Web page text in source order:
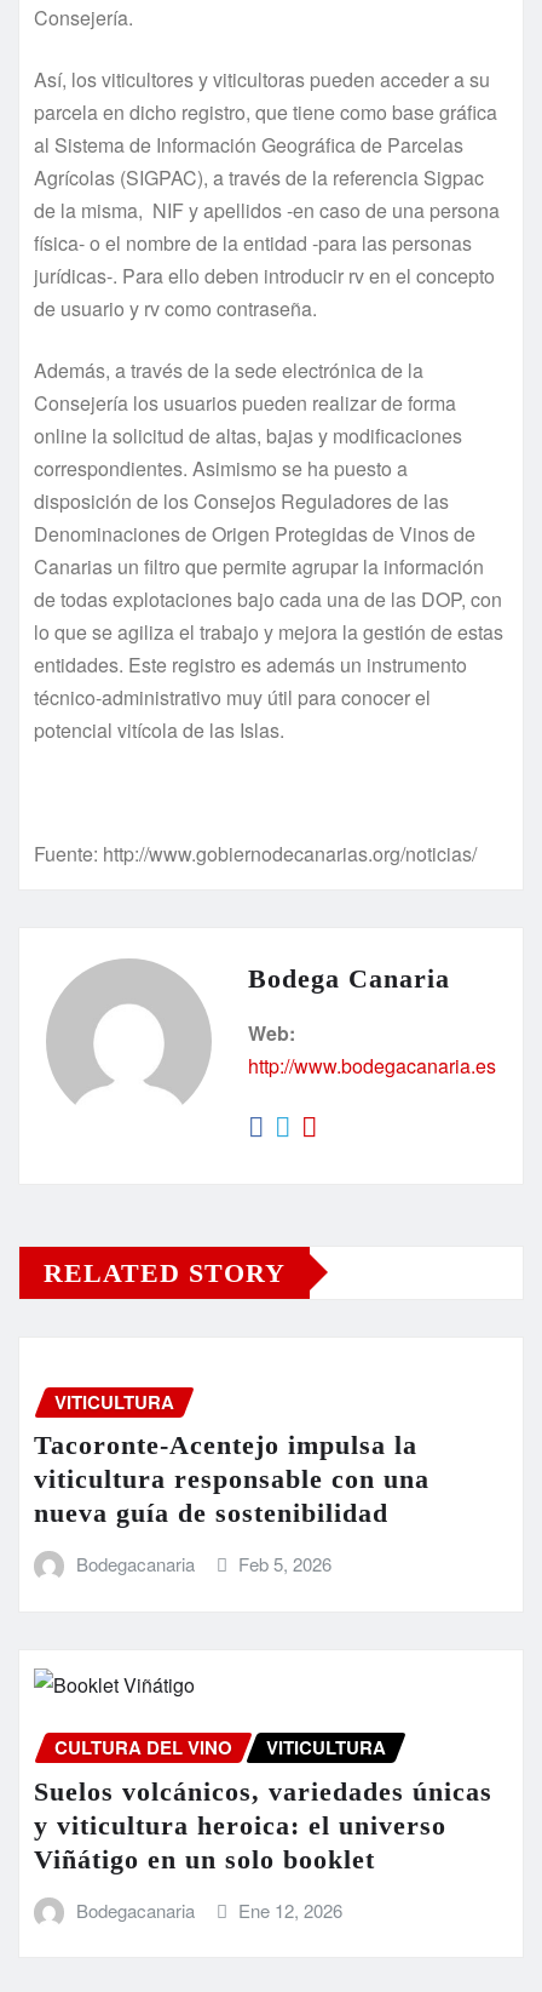
Consejería.
Así, los viticultores y viticultoras pueden acceder a su
parcela en dicho registro, que tiene como base gráfica
al Sistema de Información Geográfica de Parcelas
Agrícolas (SIGPAC), a través de la referencia Sigpac
de la misma, NIF y apellidos -en caso de una persona
física- o el nombre de la entidad -para las personas
jurídicas-. Para ello deben introducir rv en el concepto
de usuario y rv como contraseña.
Además, a través de la sede electrónica de la
Consejería los usuarios pueden realizar de forma
online la solicitud de altas, bajas y modificaciones
correspondientes. Asimismo se ha puesto a
disposición de los Consejos Reguladores de las
Denominaciones de Origen Protegidas de Vinos de
Canarias un filtro que permite agrupar la información
de todas explotaciones bajo cada una de las DOP, con
lo que se agiliza el trabajo y mejora la gestión de estas
entidades. Este registro es además un instrumento
técnico-administrativo muy útil para conocer el
potencial vitícola de las Islas.
Fuente: http://www.gobiernodecanarias.org/noticias/
Bodega Canaria
Web:
http://www.bodegacanaria.es
RELATED STORY
VITICULTURA
Tacoronte-Acentejo impulsa la
viticultura responsable con una
nueva guía de sostenibilidad
Bodegacanaria Feb 5, 2026
CULTURA DEL VINO VITICULTURA
Suelos volcánicos, variedades únicas
y viticultura heroica: el universo
Viñátigo en un solo booklet
Bodegacanaria Ene 12, 2026